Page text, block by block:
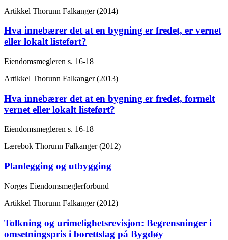
Artikkel Thorunn Falkanger (2014)
Hva innebærer det at en bygning er fredet, er vernet
eller lokalt listeført?
Eiendomsmegleren s. 16-18
Artikkel Thorunn Falkanger (2013)
Hva innebærer det at en bygning er fredet, formelt
vernet eller lokalt listeført?
Eiendomsmegleren s. 16-18
Lærebok Thorunn Falkanger (2012)
Planlegging og utbygging
Norges Eiendomsmeglerforbund
Artikkel Thorunn Falkanger (2012)
Tolkning og urimelighetsrevisjon: Begrensninger i
omsetningspris i borettslag på Bygdøy